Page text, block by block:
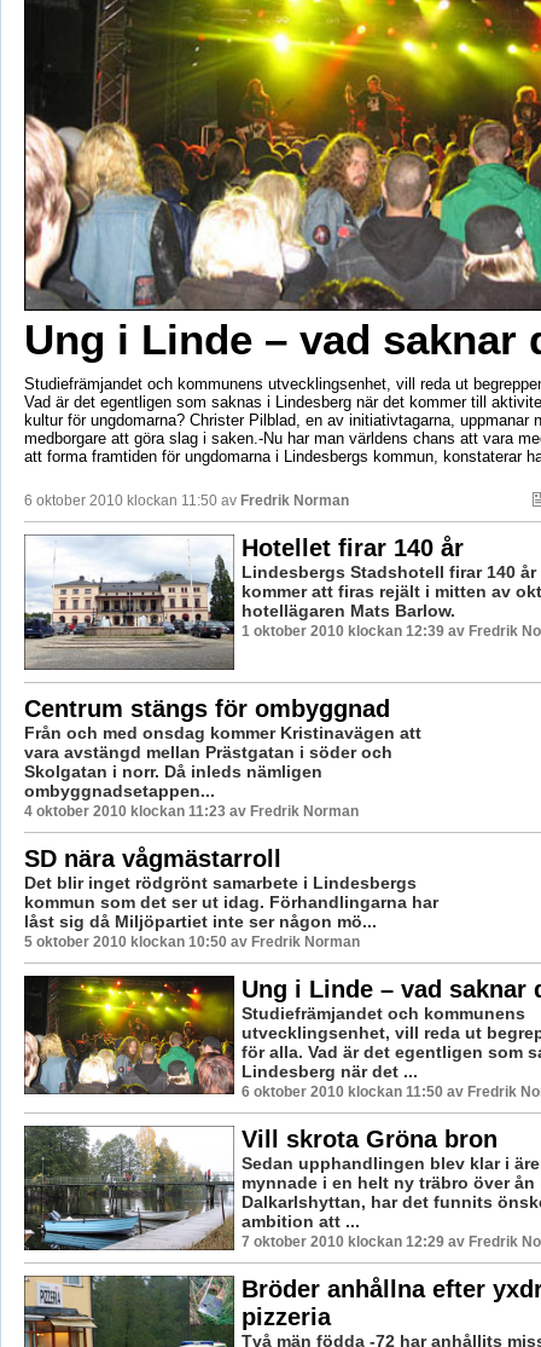
Ung i Linde – vad saknar
Studiefrämjandet och kommunens utvecklingsenhet, vill reda ut
Vad är det egentligen som saknas i Lindesberg när det kommer till
kultur för ungdomarna? Christer Pilblad, en av initiativtagarna, uppmanar
medborgare att göra slag i saken.-Nu har man världens chans att vara
att forma framtiden för ungdomarna i Lindesbergs kommun, konstaterar
6 oktober 2010 klockan 11:50 av Fredrik Norman
Hotellet firar 140 år
Lindesbergs Stadshotell firar 140 år
kommer att firas rejält i mitten av
hotellägaren Mats Barlow.
1 oktober 2010 klockan 12:39 av Fredrik
Centrum stängs för ombyggnad
Från och med onsdag kommer Kristinavägen att
vara avstängd mellan Prästgatan i söder och
Skolgatan i norr. Då inleds nämligen
ombyggnadsetappen...
4 oktober 2010 klockan 11:23 av Fredrik Norman
SD nära vågmästarroll
Det blir inget rödgrönt samarbete i Lindesbergs
kommun som det ser ut idag. Förhandlingarna har
låst sig då Miljöpartiet inte ser någon mö...
5 oktober 2010 klockan 10:50 av Fredrik Norman
Ung i Linde – vad saknar
Studiefrämjandet och kommunens
utvecklingsenhet, vill reda ut
för alla. Vad är det egentligen som
Lindesberg när det ...
6 oktober 2010 klockan 11:50 av Fredrik
Vill skrota Gröna bron
Sedan upphandlingen blev klar i
mynnade i en helt ny träbro över ån
Dalkarlshyttan, har det funnits
ambition att ...
7 oktober 2010 klockan 12:29 av Fredrik
Bröder anhållna efter
pizzeria
Två män födda -72 har anhållits